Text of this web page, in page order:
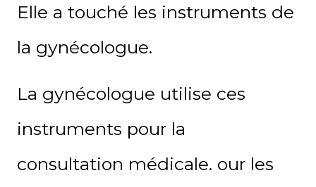
Elle a touché les instruments de
la gynécologue.
La gynécologue utilise ces
instruments pour la
consultation médicale. our les